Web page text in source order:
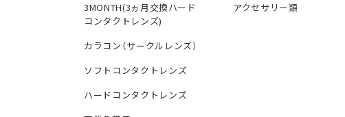
3MONTH(3ヵ月交換ハード
コンタクトレンズ)
カラコン（サークルレンズ）
ソフトコンタクトレンズ
ハードコンタクトレンズ
アクセサリー類